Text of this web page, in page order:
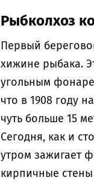
Рыбколхоз
Первый
хижине рыбака.
угольным
что в 1908 году
чуть больше 15
Сегодня, как и
утром зажигает
кирпичные